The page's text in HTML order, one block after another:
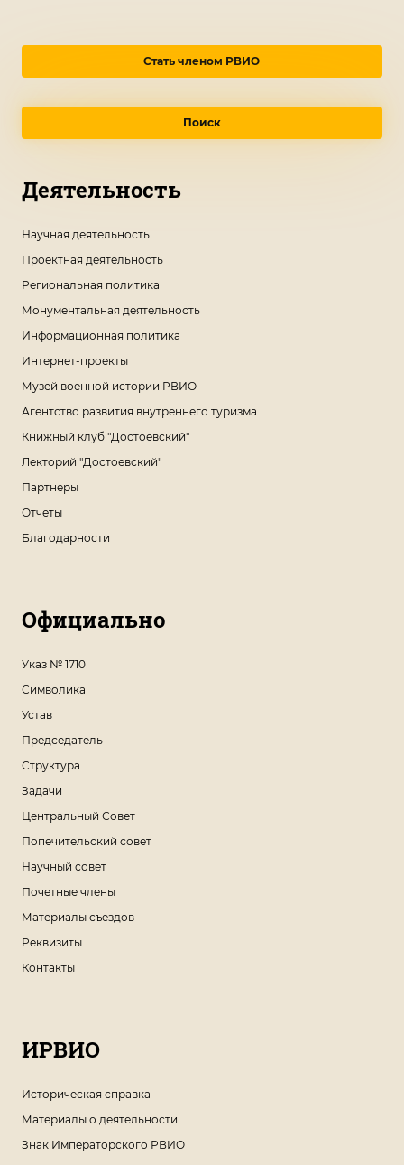
Стать членом РВИО
Поиск
Деятельность
Научная деятельность
Проектная деятельность
Региональная политика
Монументальная деятельность
Информационная политика
Интернет-проекты
Музей военной истории РВИО
Агентство развития внутреннего туризма
Книжный клуб "Достоевский"
Лекторий "Достоевский"
Партнеры
Отчеты
Благодарности
Официально
Указ № 1710
Символика
Устав
Председатель
Структура
Задачи
Центральный Совет
Попечительский совет
Научный совет
Почетные члены
Материалы съездов
Реквизиты
Контакты
ИРВИО
Историческая справка
Материалы о деятельности
Знак Императорского РВИО